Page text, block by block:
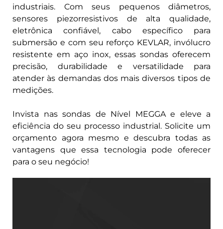
industriais. Com seus pequenos diâmetros,
sensores piezorresistivos de alta qualidade,
eletrônica confiável, cabo específico para
submersão e com seu reforço KEVLAR, invólucro
resistente em aço inox, essas sondas oferecem
precisão, durabilidade e versatilidade para
atender às demandas dos mais diversos tipos de
medições.
Invista nas sondas de Nível MEGGA e eleve a
eficiência do seu processo industrial. Solicite um
orçamento agora mesmo e descubra todas as
vantagens que essa tecnologia pode oferecer
para o seu negócio!